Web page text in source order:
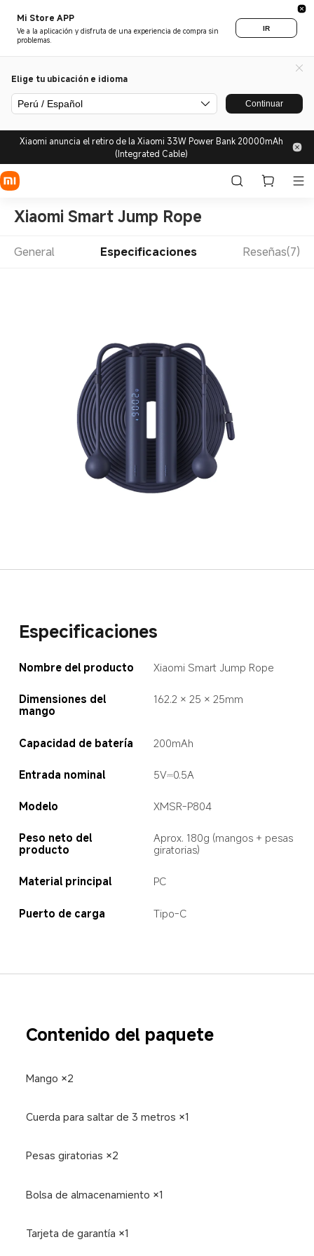
Mi Store APP
Ve a la aplicación y disfruta de una experiencia de compra sin
problemas.
IR
Elige tu ubicación e idioma
Perú / Español Continuar
Xiaomi anuncia el retiro de la Xiaomi 33W Power Bank 20000mAh
(Integrated Cable)
Xiaomi Smart Jump Rope
General Especificaciones Reseñas(7)
Especificaciones
Nombre del producto Xiaomi Smart Jump Rope
Dimensiones del
mango
162.2 × 25 × 25mm
Capacidad de batería 200mAh
Entrada nominal 5V⎓0.5A
Modelo XMSR-P804
Peso neto del
producto
Aprox. 180g (mangos + pesas
giratorias)
Material principal PC
Puerto de carga Tipo-C
Contenido del paquete
Mango ×2
Cuerda para saltar de 3 metros ×1
Pesas giratorias ×2
Bolsa de almacenamiento ×1
Tarjeta de garantía ×1